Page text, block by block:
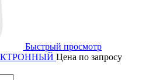
Быстрый просмотр
Цена по запросу